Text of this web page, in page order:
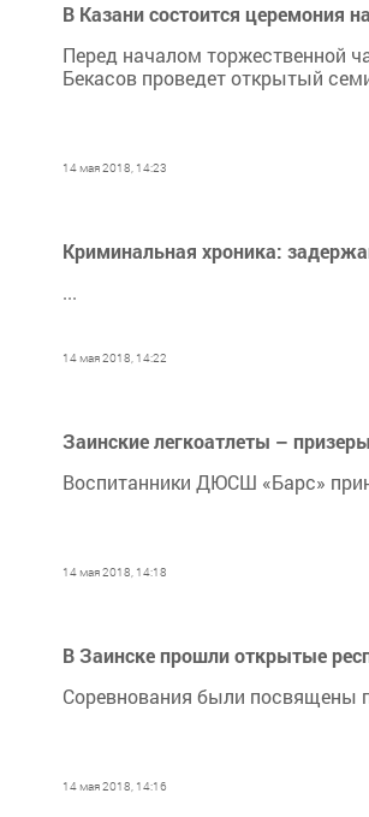
В Казани состоится церемония
Перед началом торжественной
Бекасов проведет открытый
14 мая 2018, 14:23
Криминальная хроника:
...
14 мая 2018, 14:22
Заинские легкоатлеты –
Воспитанники ДЮСШ «Барс»
14 мая 2018, 14:18
В Заинске прошли открытые
Соревнования были посвящены
14 мая 2018, 14:16